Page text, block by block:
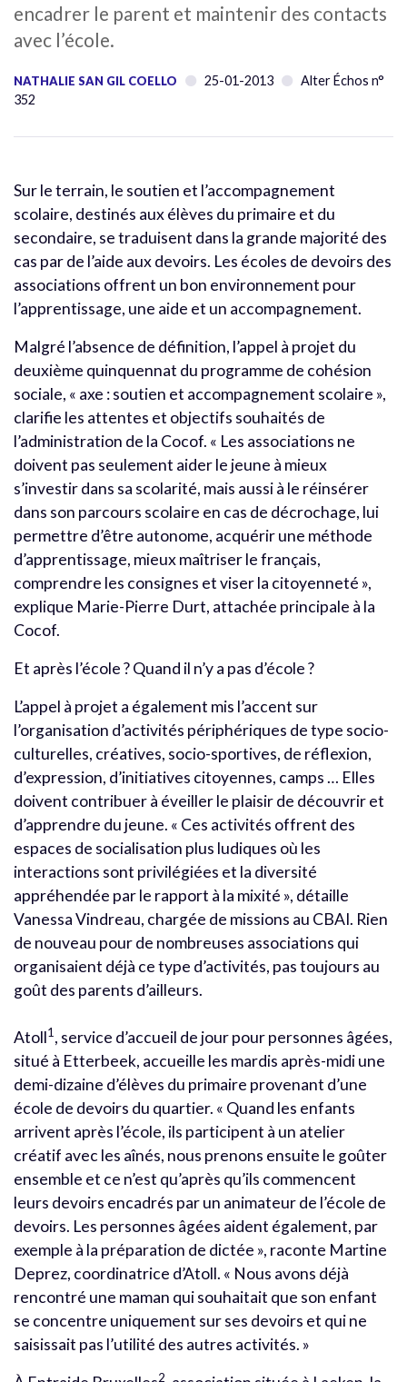
encadrer le parent et maintenir des contacts
avec l’école.
NATHALIE SAN GIL COELLO 25-01-2013
Alter Échos n°
352
Sur le terrain, le soutien et l’accompagnement
scolaire, destinés aux élèves du primaire et du
secondaire, se traduisent dans la grande majorité des
cas par de l’aide aux devoirs. Les écoles de devoirs des
associations offrent un bon environnement pour
l’apprentissage, une aide et un accompagnement.
Malgré l’absence de définition, l’appel à projet du
deuxième quinquennat du programme de cohésion
sociale, « axe : soutien et accompagnement scolaire »,
clarifie les attentes et objectifs souhaités de
l’administration de la Cocof. « Les associations ne
doivent pas seulement aider le jeune à mieux
s’investir dans sa scolarité, mais aussi à le réinsérer
dans son parcours scolaire en cas de décrochage, lui
permettre d’être autonome, acquérir une méthode
d’apprentissage, mieux maîtriser le français,
comprendre les consignes et viser la citoyenneté »,
explique Marie-Pierre Durt, attachée principale à la
Cocof.
Et après l’école ? Quand il n’y a pas d’école ?
L’appel à projet a également mis l’accent sur
l’organisation d’activités périphériques de type socio-
culturelles, créatives, socio-sportives, de réflexion,
d’expression, d’initiatives citoyennes, camps … Elles
doivent contribuer à éveiller le plaisir de découvrir et
d’apprendre du jeune. « Ces activités offrent des
espaces de socialisation plus ludiques où les
interactions sont privilégiées et la diversité
appréhendée par le rapport à la mixité », détaille
Vanessa Vindreau, chargée de missions au CBAI. Rien
de nouveau pour de nombreuses associations qui
organisaient déjà ce type d’activités, pas toujours au
goût des parents d’ailleurs.
Atoll1 , service d’accueil de jour pour personnes âgées,
situé à Etterbeek, accueille les mardis après-midi une
demi-dizaine d’élèves du primaire provenant d’une
école de devoirs du quartier. « Quand les enfants
arrivent après l’école, ils participent à un atelier
créatif avec les aînés, nous prenons ensuite le goûter
ensemble et ce n’est qu’après qu’ils commencent
leurs devoirs encadrés par un animateur de l’école de
devoirs. Les personnes âgées aident également, par
exemple à la préparation de dictée », raconte Martine
Deprez, coordinatrice d’Atoll. « Nous avons déjà
rencontré une maman qui souhaitait que son enfant
se concentre uniquement sur ses devoirs et qui ne
saisissait pas l’utilité des autres activités. »
2